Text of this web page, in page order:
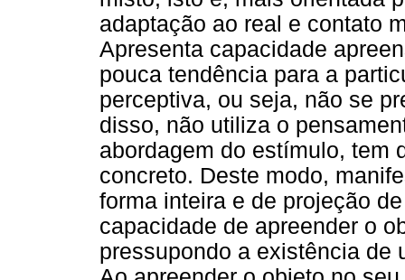
adaptação ao real e contato
Apresenta capacidade
pouca tendência para a
perceptiva, ou seja, não se
disso, não utiliza o
abordagem do estímulo, tem
concreto. Deste modo,
forma inteira e de projeção
capacidade de apreender o
pressupondo a existência de